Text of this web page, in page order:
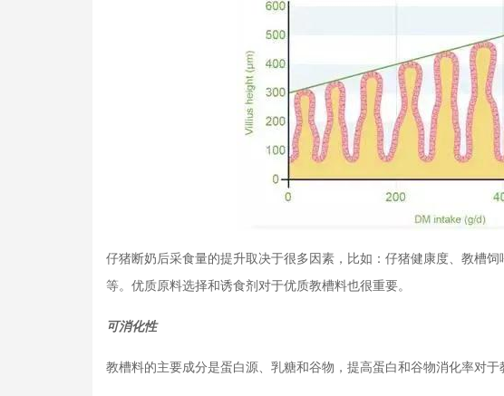
仔猪断奶后采食量的提升取决于很多因素，比如：仔猪健康度、教槽
等。优质原料选择和诱食剂对于优质教槽料也很重要。
可消化性
教槽料的主要成分是蛋白源、乳糖和谷物，提高蛋白和谷物消化率对于